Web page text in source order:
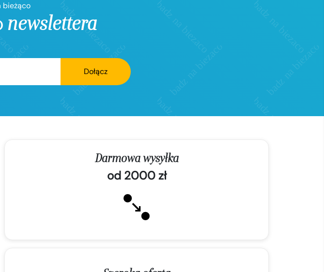
bieżąco
newslettera
Dołącz
Darmowa wysyłka
od 2000 zł